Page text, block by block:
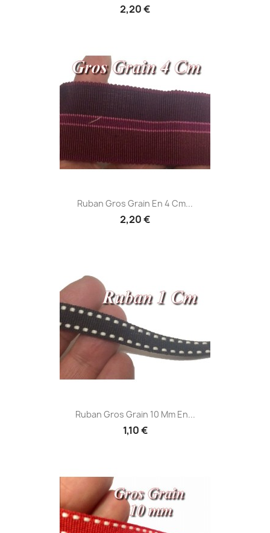
2,20 €
Ruban Gros Grain En 4 Cm...
2,20 €
Ruban Gros Grain 10 Mm En...
1,10 €